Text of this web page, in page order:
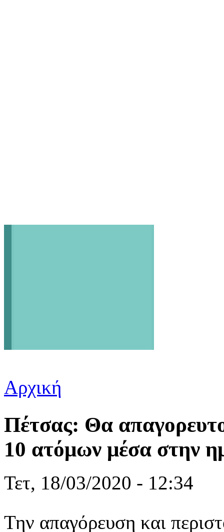
Είστε εδώ
Αρχική
Πέτσας: Θα
10 ατόμων μέσα στην
Τετ, 18/03/2020 - 12:34
Την απαγόρευση και